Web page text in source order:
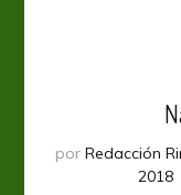
por Redacción
2018